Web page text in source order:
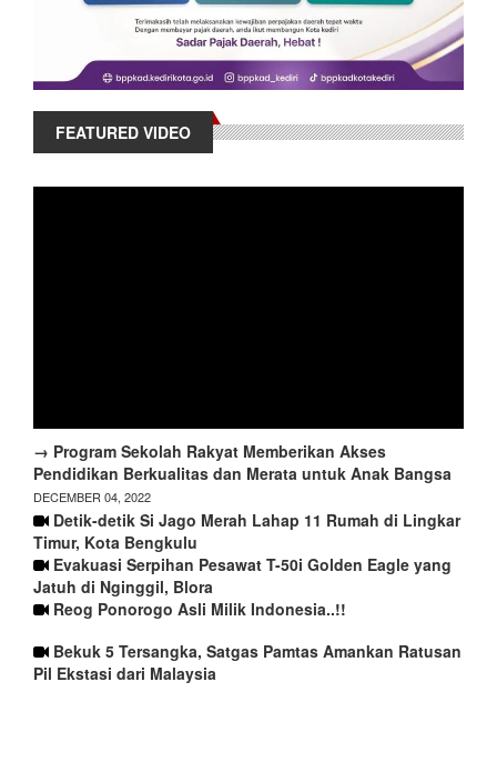
FEATURED VIDEO
→ Program Sekolah Rakyat Memberikan Akses
Pendidikan Berkualitas dan Merata untuk Anak Bangsa
DECEMBER 04, 2022
Detik-detik Si Jago Merah Lahap 11 Rumah di Lingkar
Timur, Kota Bengkulu
Evakuasi Serpihan Pesawat T-50i Golden Eagle yang
Jatuh di Nginggil, Blora
Reog Ponorogo Asli Milik Indonesia..!!
Bekuk 5 Tersangka, Satgas Pamtas Amankan Ratusan
Pil Ekstasi dari Malaysia